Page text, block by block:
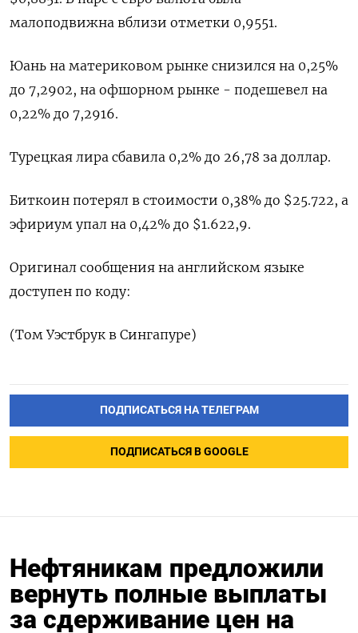
малоподвижна вблизи отметки 0,9551.
Юань на материковом рынке снизился на 0,25%
до 7,2902​, на офшорном рынке - подешевел на
0,22% до 7,2916.
Турецкая лира сбавила 0,2% до 26,78 за доллар.
Биткоин потерял в стоимости 0,38% до $25.722, а
эфириум упал на 0,42% до $1.622,9.
Оригинал сообщения на английском языке
доступен по коду:
(Том Уэстбрук в Сингапуре)
ПОДПИСАТЬСЯ НА ТЕЛЕГРАМ
ПОДПИСАТЬСЯ В GOOGLE
Нефтяникам предложили
вернуть полные выплаты
за сдерживание цен на